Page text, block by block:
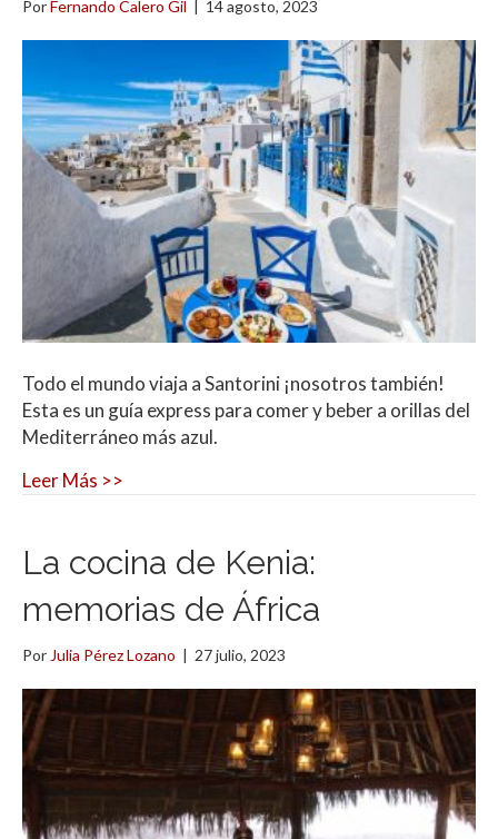
PorFernando Calero Gil | 14 agosto, 2023
Todo el mundo viaja a Santorini ¡nosotros también!
Esta es un guía express para comer y beber a orillas del
Mediterráneo más azul.
Leer Más >>
La cocina de Kenia:
memorias de África
Por Julia Pérez Lozano | 27 julio, 2023